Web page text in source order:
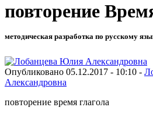
повторение
методическая разработка по русскому
Опубликовано 05.12.2017 - 10:10 -
Александровна
повторение время глагола